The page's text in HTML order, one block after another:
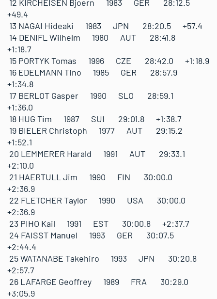
12 KIRCHEISEN Bjoern 1983 GER 28:12.5
+49.4
13 NAGAI Hideaki 1983 JPN 28:20.5 +57.4
14 DENIFL Wilhelm 1980 AUT 28:41.8
+1:18.7
15 PORTYK Tomas 1996 CZE 28:42.0 +1:18.9
16 EDELMANN Tino 1985 GER 28:57.9
+1:34.8
17 BERLOT Gasper 1990 SLO 28:59.1
+1:36.0
18 HUG Tim 1987 SUI 29:01.8 +1:38.7
19 BIELER Christoph 1977 AUT 29:15.2
+1:52.1
20 LEMMERER Harald 1991 AUT 29:33.1
+2:10.0
21 HAERTULL Jim 1990 FIN 30:00.0
+2:36.9
22 FLETCHER Taylor 1990 USA 30:00.0
+2:36.9
23 PIHO Kail 1991 EST 30:00.8 +2:37.7
24 FAISST Manuel 1993 GER 30:07.5
+2:44.4
25 WATANABE Takehiro 1993 JPN 30:20.8
+2:57.7
26 LAFARGE Geoffrey 1989 FRA 30:29.0
+3:05.9